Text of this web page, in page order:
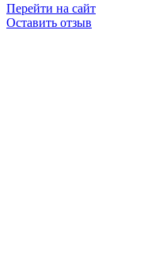
Перейти на сайт
Оставить отзыв